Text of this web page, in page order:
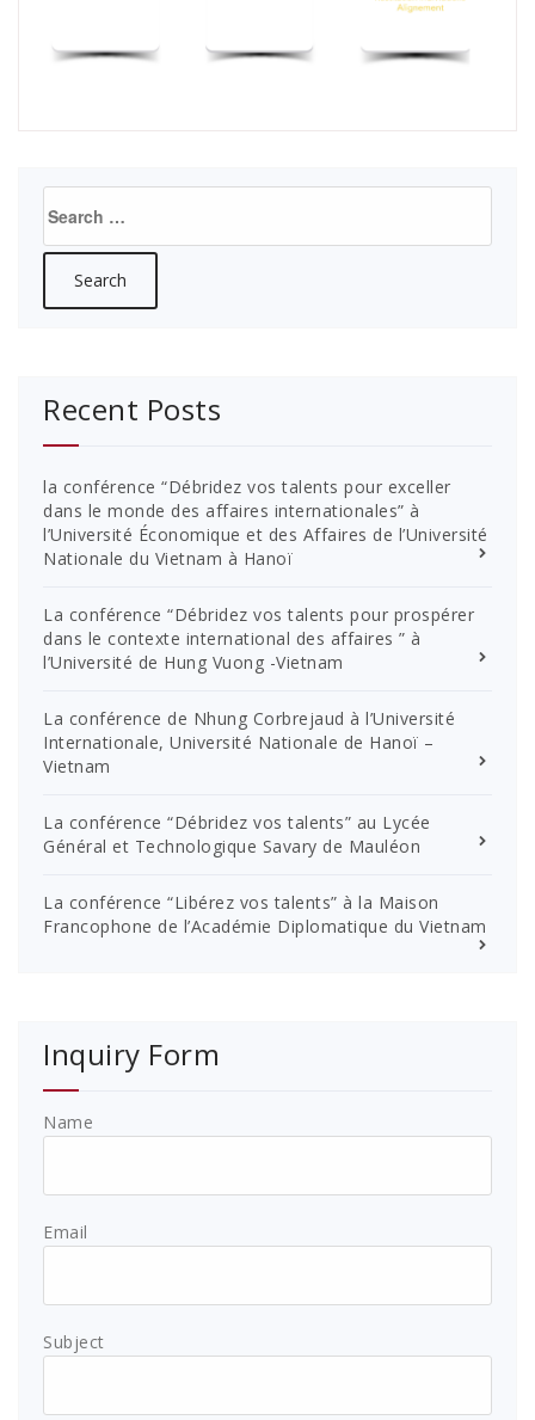
for:
Recent Posts
la conférence “Débridez vos talents pour exceller
dans le monde des affaires internationales” à
l’Université Économique et des Affaires de l’Université
Nationale du Vietnam à Hanoï
La conférence “Débridez vos talents pour prospérer
dans le contexte international des affaires ” à
l’Université de Hung Vuong -Vietnam
La conférence de Nhung Corbrejaud à l’Université
Internationale, Université Nationale de Hanoï –
Vietnam
La conférence “Débridez vos talents” au Lycée
Général et Technologique Savary de Mauléon
La conférence “Libérez vos talents” à la Maison
Francophone de l’Académie Diplomatique du Vietnam
Inquiry Form
Name
Email
Subject